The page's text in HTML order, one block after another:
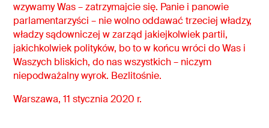
wzywamy Was – zatrzymajcie się. Panie i panowie
parlamentarzyści – nie wolno oddawać trzeciej władzy,
władzy sądowniczej w zarząd jakiejkolwiek partii,
jakichkolwiek polityków, bo to w końcu wróci do Was i
Waszych bliskich, do nas wszystkich – niczym
niepodważalny wyrok. Bezlitośnie.
Warszawa, 11 stycznia 2020 r.